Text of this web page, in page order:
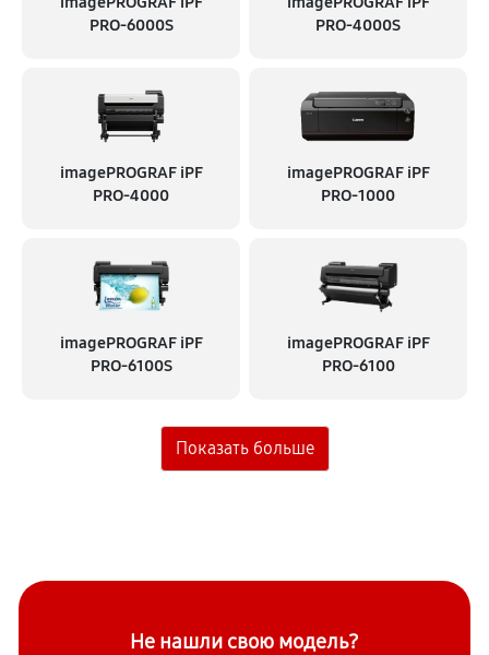
PRO-6000S
PRO-4000S
imagePROGRAF iPF
PRO-4000
imagePROGRAF iPF
PRO-1000
imagePROGRAF iPF
PRO-6100S
imagePROGRAF iPF
PRO-6100
Не нашли свою модель?